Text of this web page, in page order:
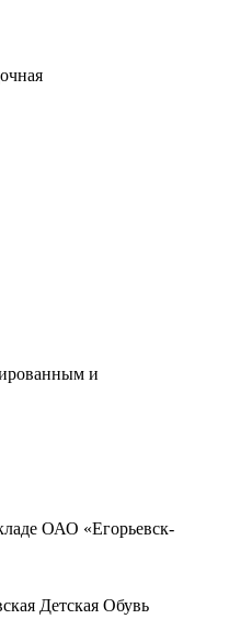
и
ОАО «Егорьевск-
Детская Обувь